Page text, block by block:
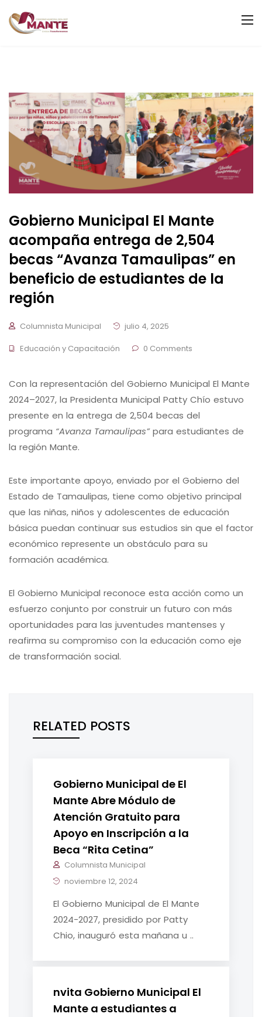
Gobierno Municipal El Mante
acompaña entrega de 2,504
becas “Avanza Tamaulipas” en
beneficio de estudiantes de la
región
Columnista Municipal
julio 4, 2025
Educación y Capacitación
0 Comments
Con la representación del Gobierno Municipal El Mante
2024–2027, la Presidenta Municipal Patty Chío estuvo
presente en la entrega de 2,504 becas del
programa “Avanza Tamaulipas”para estudiantes de
la región Mante.
Este importante apoyo, enviado por el Gobierno del
Estado de Tamaulipas, tiene como objetivo principal
que las niñas, niños y adolescentes de educación
básica puedan continuar sus estudios sin que el factor
económico represente un obstáculo para su
formación académica.
El Gobierno Municipal reconoce esta acción como un
esfuerzo conjunto por construir un futuro con más
oportunidades para las juventudes mantenses y
reafirma su compromiso con la educación como eje
de transformación social.
RELATED POSTS
Gobierno Municipal de El
Mante Abre Módulo de
Atención Gratuito para
Apoyo en Inscripción a la
Beca “Rita Cetina”
Columnista Municipal
noviembre 12, 2024
El Gobierno Municipal de El Mante
2024-2027, presidido por Patty
Chio, inauguró esta mañana u ..
nvita Gobierno Municipal El
Mante a estudiantes a